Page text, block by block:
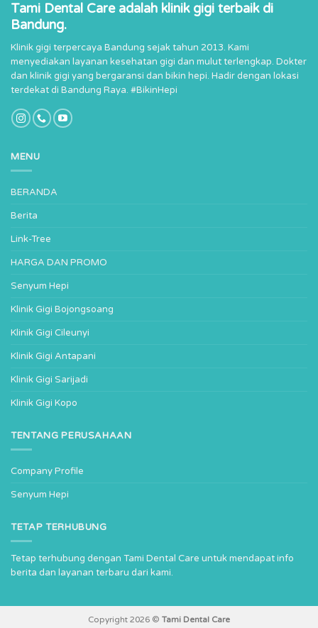
Tami Dental Care adalah klinik gigi terbaik di
Bandung.
Klinik gigi terpercaya Bandung sejak tahun 2013. Kami
menyediakan layanan kesehatan gigi dan mulut terlengkap. Dokter
dan klinik gigi yang bergaransi dan bikin hepi. Hadir dengan lokasi
terdekat di Bandung Raya. #BikinHepi
MENU
BERANDA
Berita
Link-Tree
HARGA DAN PROMO
Senyum Hepi
Klinik Gigi Bojongsoang
Klinik Gigi Cileunyi
Klinik Gigi Antapani
Klinik Gigi Sarijadi
Klinik Gigi Kopo
TENTANG PERUSAHAAN
Company Profile
Senyum Hepi
TETAP TERHUBUNG
Tetap terhubung dengan Tami Dental Care untuk mendapat info
berita dan layanan terbaru dari kami.
Copyright 2026 © Tami Dental Care